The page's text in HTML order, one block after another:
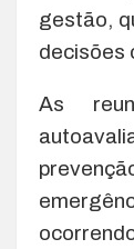
gestão,
decisões
As